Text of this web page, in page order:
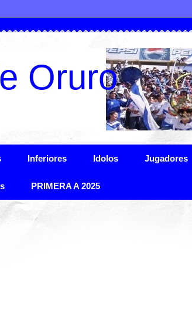
Oruro
Inferiores Idolos Jugadores
PRIMERA A 2025